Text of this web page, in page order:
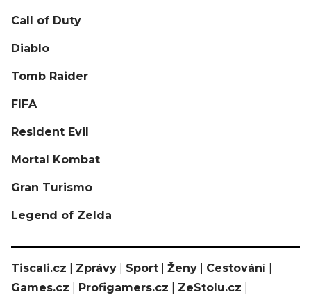
Call of Duty
Diablo
Tomb Raider
FIFA
Resident Evil
Mortal Kombat
Gran Turismo
Legend of Zelda
Tiscali.cz Zprávy Sport Ženy Cestování|
Games.cz
Profigamers.cz ZeStolu.cz